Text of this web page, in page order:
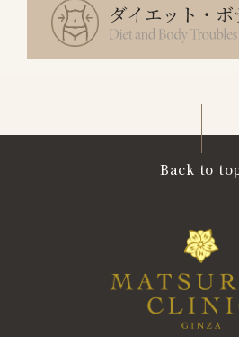
ダイエット・ボ
Back to